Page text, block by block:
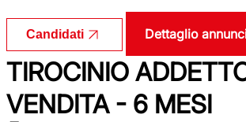
Candidati Dettaglio
TIROCINIO
VENDITA - 6 MESI